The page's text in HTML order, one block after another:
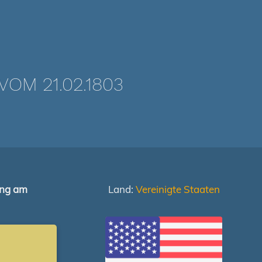
21.02.1803
am
Land: Vereinigte Staaten